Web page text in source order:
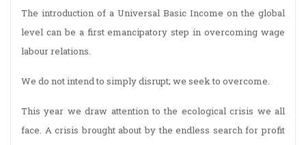
The introduction of a Universal Basic Income on the global
level can be a first emancipatory step in overcoming wage
labour relations.
We do not intend to simply disrupt; we seek to overcome.
This year we draw attention to the ecological crisis we all
face. A crisis brought about by the endless search for profit